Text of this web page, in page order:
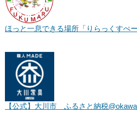
ほっと一息できる場所「りらっくすぺ
【公式】 大川市 ふるさと納税